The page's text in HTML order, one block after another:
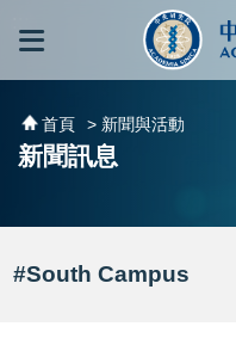
跳到主要內容區塊
首頁 > 新聞與活動
新聞訊息
#South Campus